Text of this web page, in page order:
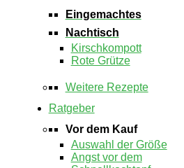
Eingemachtes
Nachtisch
Kirschkompott
Rote Grütze
Weitere Rezepte
Ratgeber
Vor dem Kauf
Auswahl der Größe
Angst vor dem